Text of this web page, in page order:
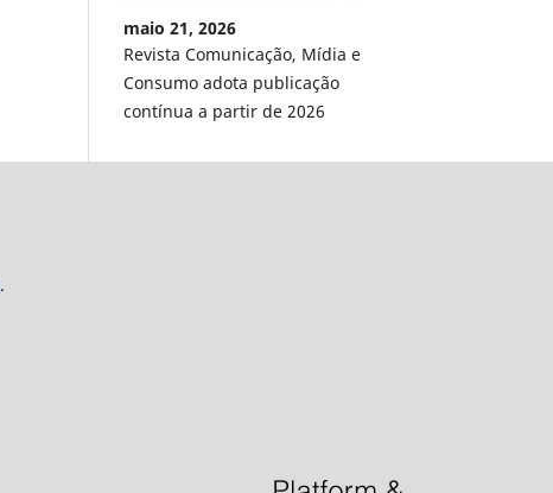
maio 21, 2026
Revista Comunicação, Mídia e
Consumo adota publicação
contínua a partir de 2026
.